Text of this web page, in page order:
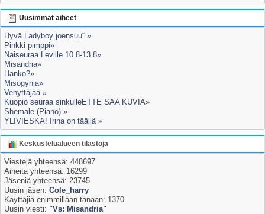
Uusimmat aiheet
Hyvä Ladyboy joensuu“ »
Pinkki pimppi»
Naiseuraa Leville 10.8-13.8»
Misandria»
Hanko?»
Misogynia»
Venyttäjää »
Kuopio seuraa sinkulleETTE SAA KUVIA»
Shemale (Piano) »
YLIVIESKA! Irina on täällä »
Keskustelualueen tilastoja
Viestejä yhteensä: 448697
Aiheita yhteensä: 16299
Jäseniä yhteensä: 23745
Uusin jäsen: Cole_harry
Käyttäjiä enimmillään tänään: 1370
Uusin viesti: "Vs: Misandria"